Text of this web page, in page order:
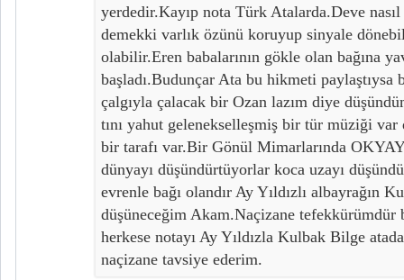
yerdedir.Kayıp nota Türk Atalarda.Deve
demekki varlık özünü koruyup sinyale
olabilir.Eren babalarının gökle olan bağına
başladı.Budunçar Ata bu hikmeti paylaştıysa
çalgıyla çalacak bir Ozan lazım diye
tını yahut gelenekselleşmiş bir tür müziği
bir tarafı var.Bir Gönül Mimarlarında
dünyayı düşündürtüyorlar koca uzayı
evrenle bağı olandır Ay Yıldızlı albayrağın
düşüneceğim Akam.Naçizane tefekkürümdür
herkese notayı Ay Yıldızla Kulbak Bilge
naçizane tavsiye ederim.